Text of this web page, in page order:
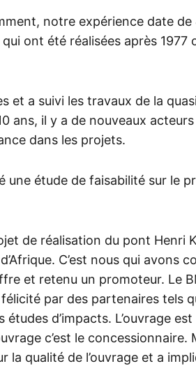
notre expérience date
ont été réalisées après 1977
et a suivi les travaux de la
ans, il y a de nouveaux
dans les projets.
une étude de faisabilité sur le
de réalisation du pont Henri
C’est nous qui avons
et retenu un promoteur. Le
par des partenaires tels
d’impacts. L’ouvrage
c’est le concessionnaire.
la qualité de l’ouvrage et a